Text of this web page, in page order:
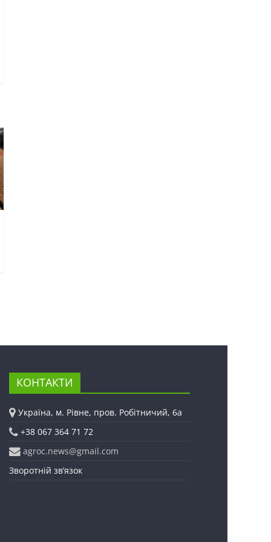
КОНТАКТИ
Україна, м. Рівне, пров. Робітничий, 6а
+38 067 364 71 72
agroc.news@gmail.com
Зворотній зв’язок